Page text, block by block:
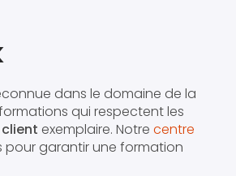
dans le domaine de la
qui respectent les
exemplaire. Notre centre
pour garantir une formation